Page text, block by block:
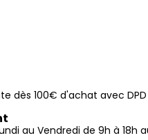
dès 100€ d'achat avec DPD
au Vendredi de 9h à 18h